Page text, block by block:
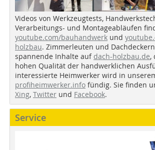
Videos von Werkzeugtests,
Verarbeitungs- und Montageabläufen
youtube.com/bauhandwerk und
holzbau. Zimmerleuten und
spannende Inhalte auf dach-holzbau.de,
hohen Qualität der handwerklichen
interessierte Heimwerker wird in
profiheimwerker.info fündig. Sie finden
Xing, Twitter und Facebook.
Service